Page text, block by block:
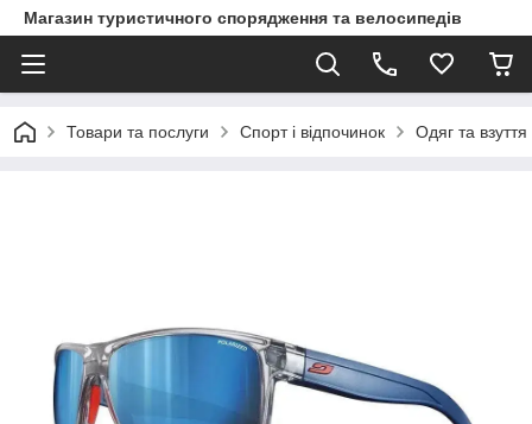
Магазин туристичного спорядження та велосипедів
Товари та послуги Спорт і відпочинок Одяг та